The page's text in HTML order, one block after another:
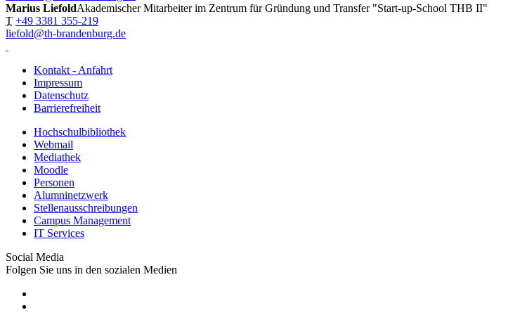
Marius LiefoldAkademischer Mitarbeiter im Zentrum für Gründung und Transfer "Start-up-School THB II"
T +49 3381 355-219
liefold@th-brandenburg.de
Kontakt - Anfahrt
Impressum
Datenschutz
Barrierefreiheit
Hochschulbibliothek
Webmail
Mediathek
Moodle
Personen
Alumninetzwerk
Stellenausschreibungen
Campus Management
IT Services
Social Media
Folgen Sie uns in den sozialen Medien